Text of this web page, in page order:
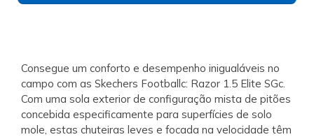
Consegue um conforto e desempenho inigualáveis no
campo com as Skechers Footballc: Razor 1.5 Elite SGc.
Com uma sola exterior de configuração mista de pitões
concebida especificamente para superfícies de solo
mole, estas chuteiras leves e focada na velocidade têm